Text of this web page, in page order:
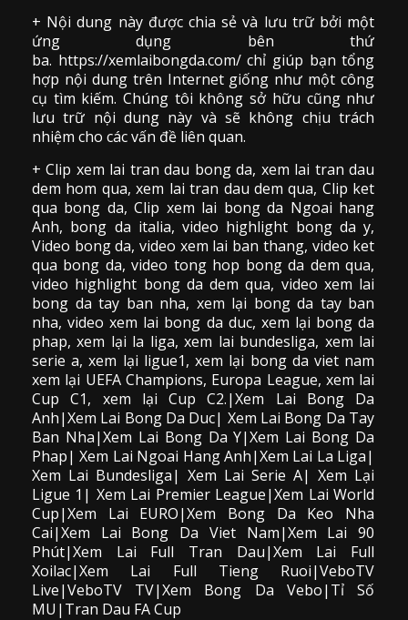
+ Nội dung này được chia sẻ và lưu trữ bởi một
ứng dụng bên thứ
ba. https://xemlaibongda.com/ chỉ giúp bạn tổng
hợp nội dung trên Internet giống như một công
cụ tìm kiếm. Chúng tôi không sở hữu cũng như
lưu trữ nội dung này và sẽ không chịu trách
nhiệm cho các vấn đề liên quan.
+ Clip xem lai tran dau bong da, xem lai tran dau
dem hom qua, xem lai tran dau dem qua, Clip ket
qua bong da, Clip xem lai bong da Ngoai hang
Anh, bong da italia, video highlight bong da y,
Video bong da,video xem lai ban thang, video ket
qua bong da, video tong hop bong da dem qua,
video highlight bong da dem qua, video xem lai
bong da tay ban nha, xem lại bong da tay ban
nha,video xem lai bong da duc, xem lại bong da
phap, xem lại la liga, xem lai bundesliga, xem lai
serie a, xem lại ligue1, xem lại bong da viet nam
xem lại UEFA Champions, Europa League, xem lai
Cup C1, xem lại Cup C2.|Xem Lai Bong Da
Anh|Xem Lai Bong Da Duc| Xem Lai Bong Da Tay
Ban Nha|Xem Lai Bong Da Y|Xem Lai Bong Da
Phap| Xem Lai Ngoai Hang Anh|Xem Lai La Liga|
Xem Lai Bundesliga| Xem Lai Serie A| Xem Lại
Ligue 1| Xem Lai Premier League|Xem Lai World
Cup|Xem Lai EURO|Xem Bong Da Keo Nha
Cai|Xem Lai Bong Da Viet Nam|Xem Lai 90
Phút|Xem Lai Full Tran Dau|Xem Lai Full
Xoilac|Xem Lai Full Tieng Ruoi|VeboTV
Live|VeboTV TV|Xem Bong Da Vebo|Tỉ Số
MU|Tran Dau FA Cup